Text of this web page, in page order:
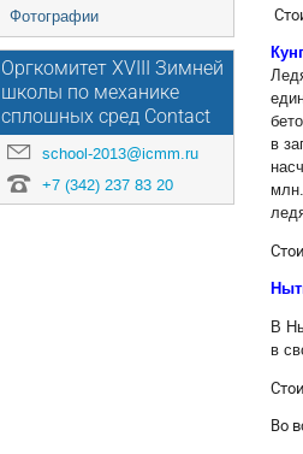
Фотографии
Оргкомитет XVIII Зимней
школы по механике
сплошных сред Contact
school-2013@icmm.ru
+7 (342) 237 83 20
в
В
в
Во